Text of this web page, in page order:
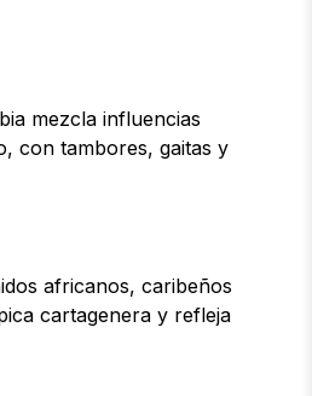
mezcla influencias
con tambores, gaitas y
africanos, caribeños
cartagenera y refleja